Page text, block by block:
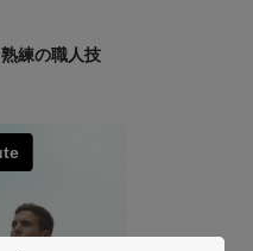
熟練の職人技